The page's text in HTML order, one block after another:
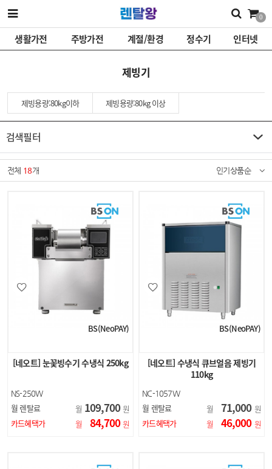
0
생활가전 주방가전 계절/환경 정수기 인터넷
제빙기
제빙용량:80kg이하 제빙용량:80kg 이상
검색필터
전체 18개 인기상품순
BS(NeoPAY)
[네오트] 눈꽃빙수기 수냉식 250kg
NS-250W
월 렌탈료 월 109,700 원
카드혜택가
월 84,700 원
BS(NeoPAY)
[네오트] 수냉식 큐브얼음 제빙기
110kg
NC-1057W
월 렌탈료 월 71,000 원
카드혜택가
월 46,000 원